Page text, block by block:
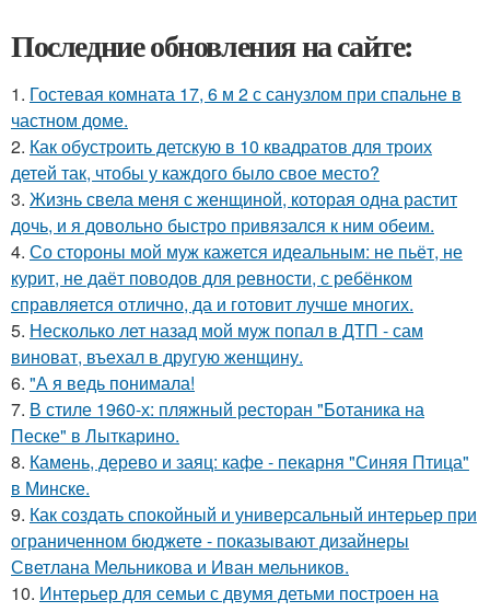
Последние обновления на сайте:
1. Гостевая комната 17, 6 м 2 с санузлом при спальне в
частном доме.
2. Как обустроить детскую в 10 квадратов для троих
детей так, чтобы у каждого было свое место?
3. Жизнь свела меня с женщиной, которая одна растит
дочь, и я довольно быстро привязался к ним обеим.
4. Со стороны мой муж кажется идеальным: не пьёт, не
курит, не даёт поводов для ревности, с ребёнком
справляется отлично, да и готовит лучше многих.
5. Несколько лет назад мой муж попал в ДТП - сам
виноват, въехал в другую женщину.
6. "А я ведь понимала!
7. В стиле 1960-х: пляжный ресторан "Ботаника на
Песке" в Лыткарино.
8. Камень, дерево и заяц: кафе - пекарня "Синяя Птица"
в Минске.
9. Как создать спокойный и универсальный интерьер при
ограниченном бюджете - показывают дизайнеры
Светлана Мельникова и Иван мельников.
10. Интерьер для семьи с двумя детьми построен на